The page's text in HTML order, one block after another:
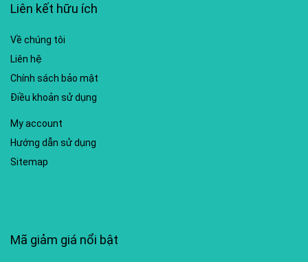
Liên kết hữu ích
Về chúng tôi
Liên hệ
Chính sách bảo mật
Điều khoản sử dụng
My account
Hướng dẫn sử dụng
Sitemap
Mã giảm giá nổi bật